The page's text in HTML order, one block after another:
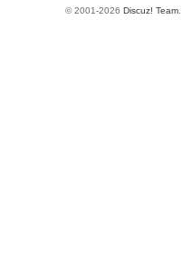
© 2001-2026 Discuz! Team